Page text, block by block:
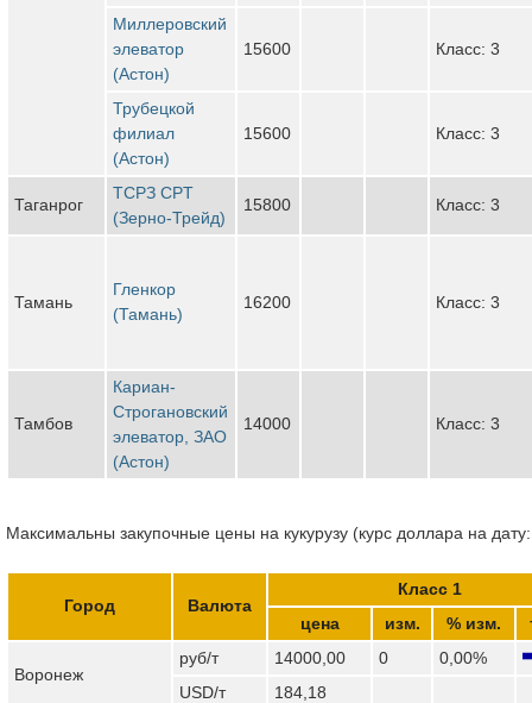
Миллеровский
элеватор
(Астон)
15600 Класс: 3
Трубецкой
филиал
(Астон)
15600 Класс: 3
Таганрог
ТСРЗ CPT
(Зерно-Трейд)
15800 Класс: 3
Тамань
Гленкор
(Тамань)
16200 Класс: 3
Тамбов
Кариан-
Строгановский
элеватор, ЗАО
(Астон)
14000 Класс: 3
Максимальны закупочные цены на кукурузу (курс доллара на
Город Валюта
Класс 1
цена
изм. % изм.
Воронеж
руб/т 14000,00 0
0,00%
USD/т
184,18